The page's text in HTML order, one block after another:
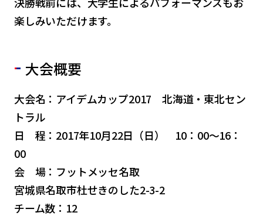
楽しみいただけます。
大会概要
大会名：アイデムカップ2017 北海道・東北セン
トラル
日 程：2017年10月22日（日） 10：00～16：
00
会 場：フットメッセ名取
宮城県名取市杜せきのした2-3-2
チーム数：12